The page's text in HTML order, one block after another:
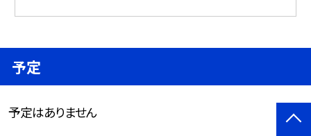
予定
予定はありません